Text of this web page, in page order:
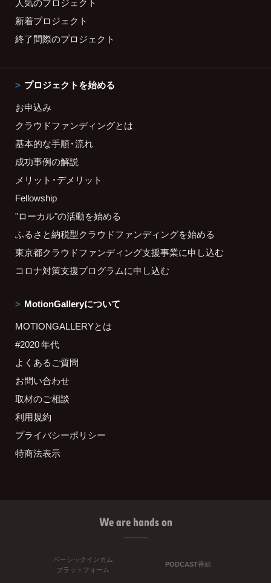
新着プロジェクト
終了間際のプロジェクト
プロジェクトを始める
お申込み
クラウドファンディングとは
基本的な手順・流れ
成功事例の解説
メリット・デメリット
Fellowship
"ローカル"の活動を始める
ふるさと納税型クラウドファンディングを始める
東京都クラウドファンディング支援事業に申し込む
コロナ対策支援プログラムに申し込む
MotionGalleryについて
MOTIONGALLERYとは
#2020 年代
よくあるご質問
お問い合わせ
取材のご相談
利用規約
プライバシーポリシー
特商法表示
We are hands on
ベーシックインカム
プラットフォーム
PODCAST番組